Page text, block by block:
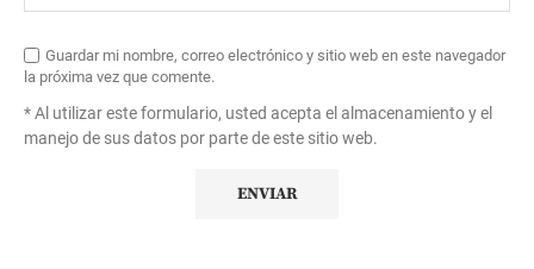
Guardar mi nombre, correo electrónico y sitio web en este navegador
la próxima vez que comente.
* Al utilizar este formulario, usted acepta el almacenamiento y el
manejo de sus datos por parte de este sitio web.